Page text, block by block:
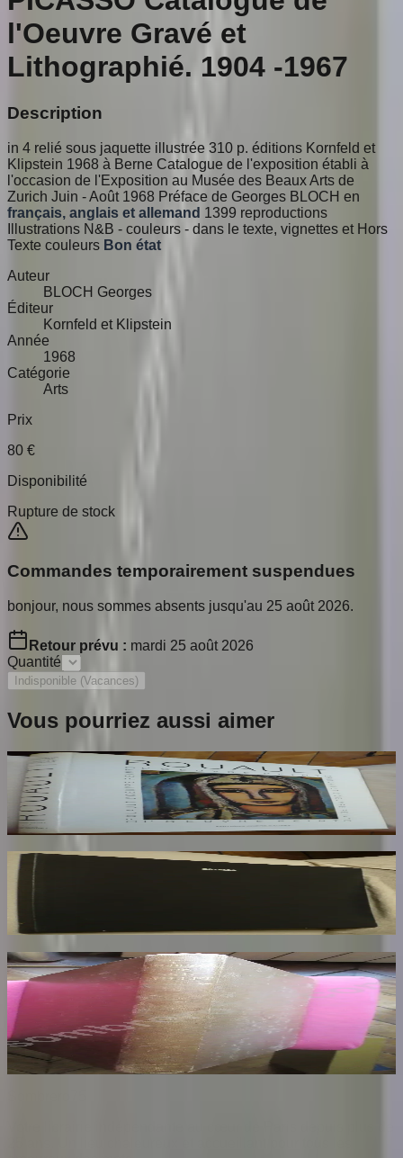
l'Oeuvre Gravé et
Lithographié. 1904 -1967
Description
in 4 relié sous jaquette illustrée 310 p. éditions Kornfeld et
Klipstein 1968 à Berne Catalogue de l'exposition établi à
l'occasion de l'Exposition au Musée des Beaux Arts de
Zurich Juin - Août 1968 Préface de Georges BLOCH en
français, anglais et allemand 1399 reproductions
Illustrations N&B - couleurs - dans le texte, vignettes et Hors
Texte couleurs Bon état
Auteur
BLOCH Georges
Éditeur
Kornfeld et Klipstein
Année
1968
Catégorie
Arts
Prix
80 €
Disponibilité
Rupture de stock
Commandes temporairement suspendues
bonjour, nous sommes absents jusqu'au 25 août 2026.
Retour prévu : mardi 25 août 2026
Quantité
Indisponible (Vacances)
Vous pourriez aussi aimer
Rouault. L'Oeuvre Peint. Volume 2
ROUAULT Isabelle
170€
Rotella. Dal Decollage alla Nuova Immagine
RESTANY Pierre
73
Les Dessins de F. Millet illustré de Cinquante
Reproductions en Fac Similé d'après les
Dessins Originaux du Maître
BENEDITE Léonce